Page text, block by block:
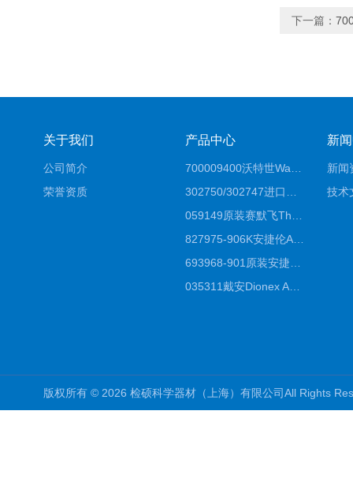
下一篇：
关于我们
公司简介
荣誉资质
产品中心
827975-906K安捷伦Agilent原装ZORBAX液相色谱柱*
035311戴安Dionex AS4分析柱阴离子交换色谱柱厂家
新
新闻
技术
版权所有 © 2026 检硕科学器材（上海）有限公司All Rights